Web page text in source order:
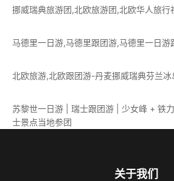
挪威瑞典旅游团,北欧旅游团,北欧华人旅行
马德里一日游,马德里跟团游,马德里一日游
北欧旅游,北欧跟团游-丹麦挪威瑞典芬兰
苏黎世一日游 | 瑞士跟团游 | 少女峰 + 铁
士景点当地参团
关于我们